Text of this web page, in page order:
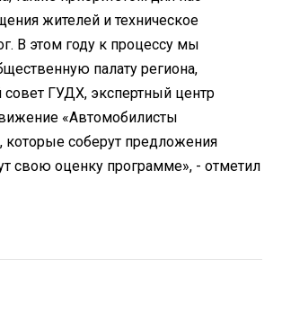
жителей и техническое
В этом году к процессу мы
палату региона,
ГУДХ, экспертный центр
«Автомобилисты
которые соберут предложения
свою оценку программе», - отметил